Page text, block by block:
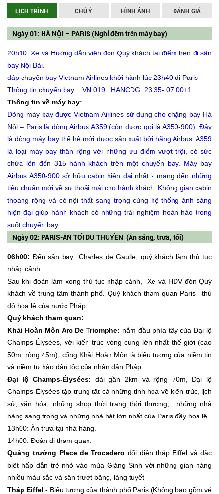
LỊCH TRÌNH CHÚ Ý HÌNH ẢNH ĐÁNH GIÁ
Ngày 01: HÀ NỘI – PARIS (Nghỉ đêm trên máy bay)
20h10: Xe và Hướng dẫn viên đón Quý khách tại điểm hẹn đi sân
bay Nội Bài.
đáp chuyến bay Vietnam Airlines khởi hành lúc 23h40 đi Paris
Thông tin chuyến bay : VN 019 : HANCDG 23:35- 07:00+1
Thông tin về máy bay:
Dòng máy bay được Vietnam Airlines sử dụng cho chặng bay Hà
Nội – Paris là dòng Airbus A359 (còn được gọi là A350-900). Đây
là dòng máy bay thế hệ mới được sản xuất bởi hãng Airbus. A359
là loại máy bay thân rộng với những ưu điểm vượt trội, có sức
chứa lên đến 315 hành khách trên một chuyến bay. Máy bay
Airbus A350-900 sở hữu cabin hiện đại nhất - mang đến những
tiêu chuẩn mới về sự thoải mái cho hành khách. Không gian cabin
thoáng rộng và có nội thất sang trọng cùng hệ thống ánh sáng
hiện đại giúp hành khách có những trải nghiệm hoàn hảo trong
suốt chuyến bay.
Ngày 02: PARIS-ĂN TỐI DU THUYỀN (Ăn sáng, trưa, tối)
06h00: Đến sân bay Charles de Gaulle, quý khách làm thủ tục
nhập cảnh.
Sau khi đoàn làm xong thủ tục nhập cảnh, Xe và HDV đón Quý
khách về trung tâm thành phố. Quý khách tham quan Paris– thủ
đô hoa lệ của nước Pháp
Quý khách tham quan:
Khải Hoàn Môn Arc De Triomphe: nằm đầu phía tây của Đại lộ
Champs-Élysées, với kiến trúc vòng cung lớn nhất thế giới (cao
50m, rộng 45m), cổng Khải Hoàn Môn là biểu tượng của niềm tin
và niềm tự hào dân tộc của nhân dân Pháp
Đại lộ Champs-Élysées: dài gần 2km và rộng 70m, Đại lộ
Champs-Élysées tập trung tất cả những tinh hoa về kiến trúc, lịch
sử, văn hóa, những shop thời trang thời thượng, những nhà
hàng sang trọng và những nhà hát lớn nhất của Paris đầy hoa lệ.
13h00: Ăn trưa tại nhà hàng.
14h00: Đoàn đi tham quan:
Quảng trường Place de Trocadero đối diện tháp Eiffel và đặc
biệt hấp dẫn trẻ nhỏ vào mùa Giáng Sinh với những gian hàng
nhiều màu sắc và sân trượt băng, làng tuyết
Tháp Eiffel - Biểu tượng của thành phố Paris (Không bao gồm vé